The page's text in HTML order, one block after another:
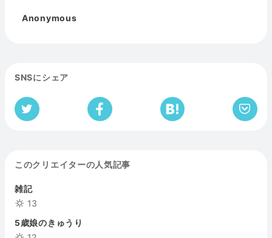
Anonymous
SNSにシェア
このクリエイターの人気記事
雑記
13
5歳娘のきゅうり